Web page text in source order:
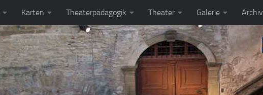
Karten Theaterpädagogik Theater Galerie Archiv